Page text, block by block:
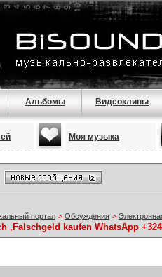
Альбомы Видеоклипы
Моя музыка
портал > Обсуждения >
,Falschgeld kaufen WhatsApp